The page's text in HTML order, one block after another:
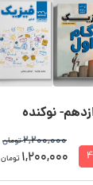
نوکنده
2,200,000تومان
1,200,000 تومان